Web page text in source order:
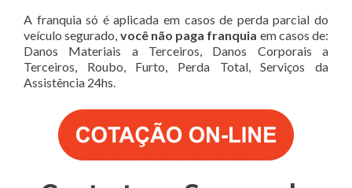
A franquia só é aplicada em casos de perda parcial do
veículo segurado, você não paga franquia em casos de:
Danos Materiais a Terceiros, Danos Corporais a
Terceiros, Roubo, Furto, Perda Total, Serviços da
Assistência 24hs.